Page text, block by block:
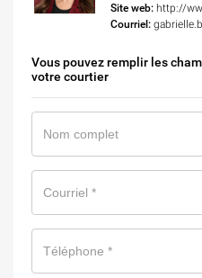
Site web: http://
Courriel:
Vous pouvez remplir les
votre courtier